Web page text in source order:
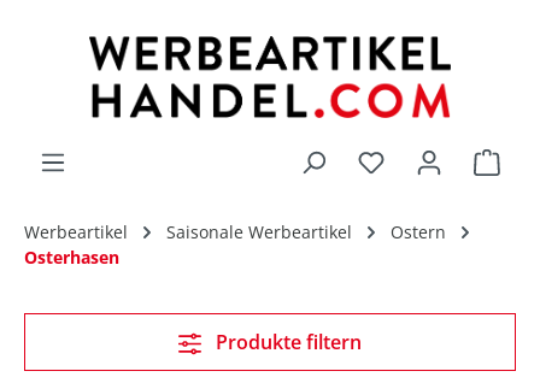
Du hast 0
Werbeartikel Saisonale Werbeartikel
Ostern
Osterhasen
Produkte filtern